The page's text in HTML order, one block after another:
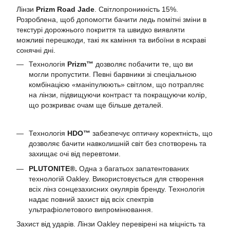
Лінзи Prizm Road Jade . Світлопроникність 15%.
Розроблена, щоб допомогти бачити ледь помітні зміни в
текстурі дорожнього покриття та швидко виявляти
можливі перешкоди, такі як каміння та вибоїни в яскраві
сонячні дні.
Технологія Prizm™ дозволяє побачити те, що ви
могли пропустити. Певні барвники зі спеціальною
комбінацією «маніпулюють» світлом, що потрапляє
на лінзи, підвищуючи контраст та покращуючи колір,
що розкриває очам ще більше деталей.
Технологія HDO™ забезпечує оптичну коректність, що
дозволяє бачити навколишній світ без спотворень та
захищає очі від перевтоми.
PLUTONITE®. Одна з багатьох запатентованих
технологій Oakley. Використовується для створення
всіх лінз сонцезахисних окулярів бренду. Технологія
надає повний захист від всіх спектрів
ультрафіолетового випромінювання.
Захист від ударів. Лінзи Oakley перевірені на міцність та